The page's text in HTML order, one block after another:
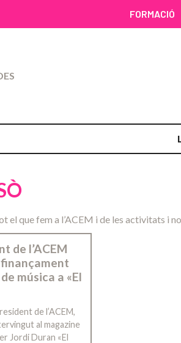
FORMACIÓ
el que fem a l’ACEM i de les activitats i
de l’ACEM
música a «El
de l’ACEM,
al magazine
Jordi Duran «El